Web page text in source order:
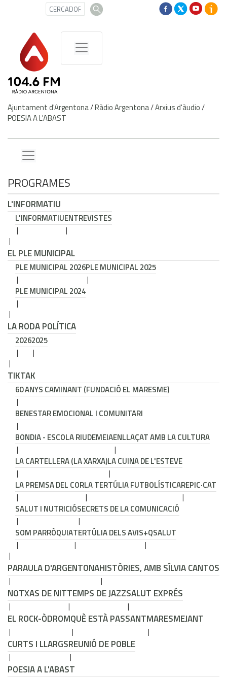
Ajuntament d'Argentona/Ràdio Argentona/Arxius d'àudio/
POESIA A L'ABAST
PROGRAMES
L'INFORMATIU
L'INFORMATIUENTREVISTES
EL PLE MUNICIPAL
PLE MUNICIPAL 2026PLE MUNICIPAL 2025
PLE MUNICIPAL 2024
LA RODA POLÍTICA
20262025
TIKTAK
60 ANYS CAMINANT (FUNDACIÓ EL MARESME)
BENESTAR EMOCIONAL I COMUNITARI
BONDIA - ESCOLA RIUDEMEIAENLLAÇAT AMB LA CULTURA
LA CARTELLERA (LA XARXA)LA CUINA DE L'ESTEVE
LA PREMSA DEL CORLA TERTÚLIA FUTBOLÍSTICAREPIC·CAT
SALUT I NUTRICIÓSECRETS DE LA COMUNICACIÓ
SOM PARRÒQUIATERTÚLIA DELS AVIS+QSALUT
PARAULA D'ARGENTONAHISTÒRIES, AMB SÍLVIA CANTOS
NOTXAS DE NITTEMPS DE JAZZSALUT EXPRÉS
EL ROCK-ÒDROMQUÈ ESTÀ PASSANTMARESMEJANT
CURTS I LLARGSREUNIÓ DE POBLE
POESIA A L'ABAST